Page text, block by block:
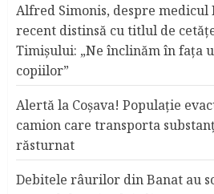
Alfred Simonis, despre medicul
recent distinsă cu titlul de
Timişului: „Ne înclinăm în fața
copiilor”
Alertă la Coşava! Populaţie
camion care transporta
răsturnat
Debitele râurilor din Banat au